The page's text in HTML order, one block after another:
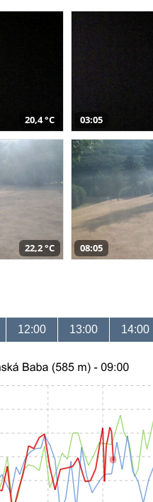
20,4 °C 03:05
22,2 °C 08:05
12:00 13:00 14:00